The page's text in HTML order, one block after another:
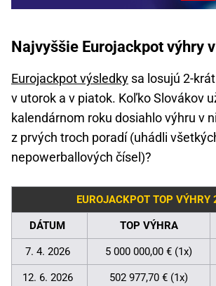
Najvyššie Eurojackpot výhry
Eurojackpot výsledky sa losujú 2-
v utorok a v piatok. Koľko Slovákov
kalendárnom roku dosiahlo výhru v
z prvých troch poradí (uhádli
nepowerballových čísel)?
EUROJACKPOT TOP VÝHRY
DÁTUM TOP VÝHRA
7. 4. 2026 5 000 000,00 € (1x)
12. 6. 2026 502 977,70 € (1x)